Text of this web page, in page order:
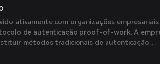
ativamente com organizações empresariais
de autenticação proof-of-work. A
métodos tradicionais de autenticação
as medidas de cibersegurança integrando-